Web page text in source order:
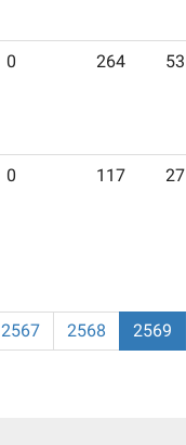
0 264 53
0 117 27
2567 2568 2569